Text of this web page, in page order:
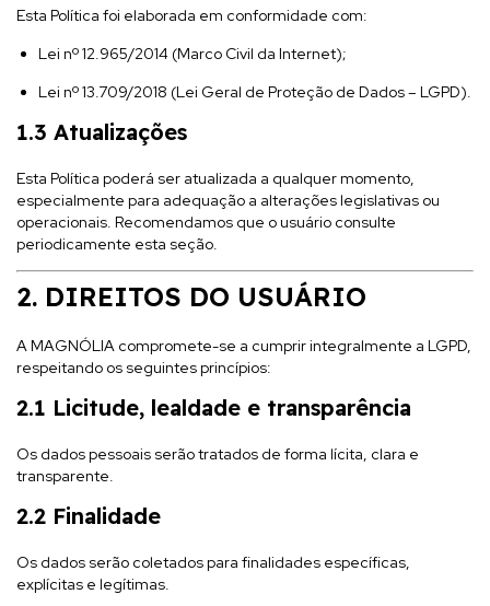
Esta Política foi elaborada em conformidade com:
Lei nº 12.965/2014 (Marco Civil da Internet);
Lei nº 13.709/2018 (Lei Geral de Proteção de Dados – LGPD).
1.3 Atualizações
Esta Política poderá ser atualizada a qualquer momento,
especialmente para adequação a alterações legislativas ou
operacionais. Recomendamos que o usuário consulte
periodicamente esta seção.
2. DIREITOS DO USUÁRIO
A MAGNÓLIA compromete-se a cumprir integralmente a LGPD,
respeitando os seguintes princípios:
2.1 Licitude, lealdade e transparência
Os dados pessoais serão tratados de forma lícita, clara e
transparente.
2.2 Finalidade
Os dados serão coletados para finalidades específicas,
explícitas e legítimas.